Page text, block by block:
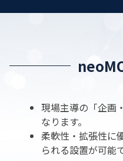
現場主導の「企画
なります。
柔軟性・拡張性に
られる設置が可能